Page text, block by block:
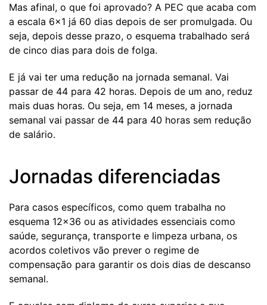
Mas afinal, o que foi aprovado? A PEC que acaba com
a escala 6x1 já 60 dias depois de ser promulgada. Ou
seja, depois desse prazo, o esquema trabalhado será
de cinco dias para dois de folga.
E já vai ter uma redução na jornada semanal. Vai
passar de 44 para 42 horas. Depois de um ano, reduz
mais duas horas. Ou seja, em 14 meses, a jornada
semanal vai passar de 44 para 40 horas sem redução
de salário.
Jornadas diferenciadas
Para casos específicos, como quem trabalha no
esquema 12x36 ou as atividades essenciais como
saúde, segurança, transporte e limpeza urbana, os
acordos coletivos vão prever o regime de
compensação para garantir os dois dias de descanso
semanal.